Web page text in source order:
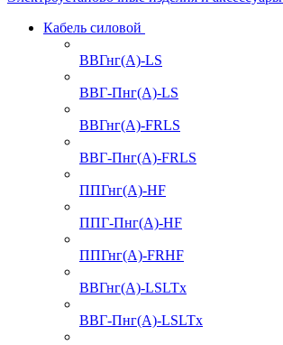
Кабель силовой
ВВГнг(А)-LS
ВВГ-Пнг(А)-LS
ВВГнг(А)-FRLS
ВВГ-Пнг(А)-FRLS
ППГнг(А)-HF
ППГ-Пнг(А)-HF
ППГнг(А)-FRHF
ВВГнг(А)-LSLTx
ВВГ-Пнг(А)-LSLTx